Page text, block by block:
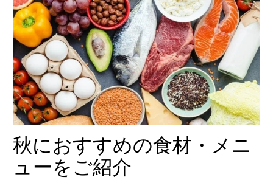
秋におすすめの食材・メニ
ューをご紹介